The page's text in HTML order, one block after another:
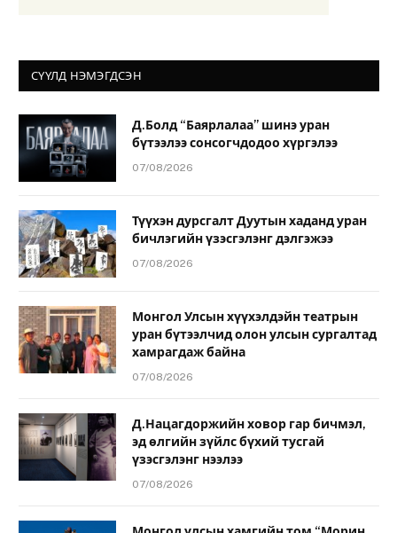
СҮҮЛД НЭМЭГДСЭН
Д.Болд “Баярлалаа” шинэ уран
бүтээлээ сонсогчдодоо хүргэлээ
07/08/2026
Түүхэн дурсгалт Дуутын хаданд уран
бичлэгийн үзэсгэлэнг дэлгэжээ
07/08/2026
Монгол Улсын хүүхэлдэйн театрын
уран бүтээлчид олон улсын сургалтад
хамрагдаж байна
07/08/2026
Д.Нацагдоржийн ховор гар бичмэл,
эд өлгийн зүйлс бүхий тусгай
үзэсгэлэнг нээлээ
07/08/2026